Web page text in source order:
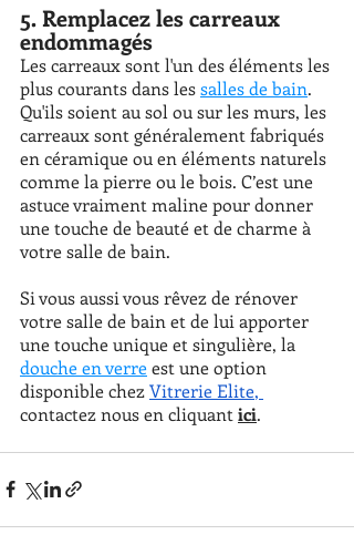
5. Remplacez les carreaux
endommagés
Les carreaux sont l'un des éléments les
plus courants dans les salles de bain.
Qu'ils soient au sol ou sur les murs, les
carreaux sont généralement fabriqués
en céramique ou en éléments naturels
comme la pierre ou le bois. C’est une
astuce vraiment maline pour donner
une touche de beauté et de charme à
votre salle de bain.
Si vous aussi vous rêvez de rénover
votre salle de bain et de lui apporter
une touche unique et singulière, la
douche en verre est une option
disponible chez Vitrerie Elite,
contactez nous en cliquant ici.